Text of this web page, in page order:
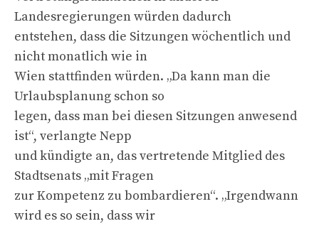
Landesregierungen würden dadurch
entstehen, dass die Sitzungen wöchentlich und
nicht monatlich wie in
Wien stattfinden würden. „Da kann man die
Urlaubsplanung schon so
legen, dass man bei diesen Sitzungen anwesend
ist“, verlangte Nepp
und kündigte an, das vertretende Mitglied des
Stadtsenats „mit Fragen
zur Kompetenz zu bombardieren“. „Irgendwann
wird es so sein, dass wir